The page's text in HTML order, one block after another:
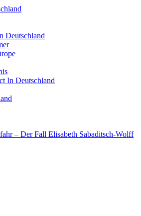
Deutschland
In Deutschland
– Der Fall Elisabeth Sabaditsch-Wolff